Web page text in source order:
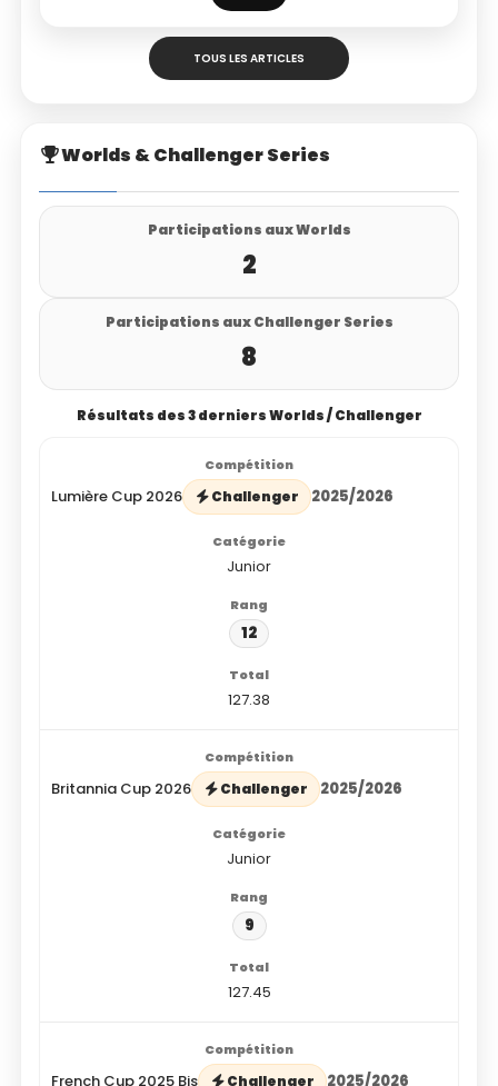
TOUS LES ARTICLES
Worlds & Challenger Series
Participations aux Worlds
2
Participations aux Challenger Series
8
Résultats des 3 derniers Worlds / Challenger
Lumière Cup 2026 Challenger 2025/2026
Junior
12
127.38
Britannia Cup 2026 Challenger 2025/2026
Junior
9
127.45
French Cup 2025 Bis Challenger 2025/2026